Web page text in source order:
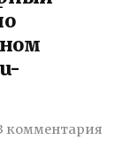
комментария